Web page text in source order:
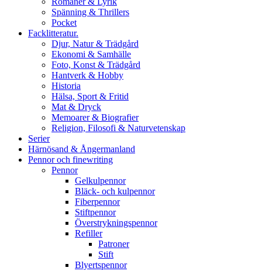
Spänning & Thrillers
Pocket
Facklitteratur.
Djur, Natur & Trädgård
Ekonomi & Samhälle
Foto, Konst & Trädgård
Hantverk & Hobby
Historia
Hälsa, Sport & Fritid
Mat & Dryck
Memoarer & Biografier
Religion, Filosofi & Naturvetenskap
Serier
Härnösand & Ångermanland
Pennor och finewriting
Pennor
Gelkulpennor
Bläck- och kulpennor
Fiberpennor
Stiftpennor
Överstrykningspennor
Refiller
Patroner
Stift
Blyertspennor